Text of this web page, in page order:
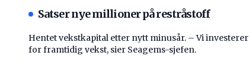
Satser nye millioner på restråstoff
Hentet vekstkapital etter nytt minusår. – Vi investerer
for framtidig vekst, sier Seagems-sjefen.